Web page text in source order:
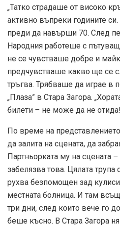
„Татко страдаше от високо
активно въпреки годините
преди да навърши 70. След
Народния работеше с
не се чувстваше добре и
предчувстваше какво ще се
тръгва. Трябваше да играе в
„Плаза” в Стара Загора.
билети – не може да не
По време на
да залита на сцената, да
Партньорката му на сцената
забелязва това. Цялата трупа
рухва безпомощен зад
местната болница. И там
три дни, след които вече го
беше късно. В Стара Загора